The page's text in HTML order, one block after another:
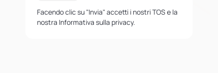
Facendo clic su "Invia" accetti i nostri TOS e la
nostra Informativa sulla privacy.